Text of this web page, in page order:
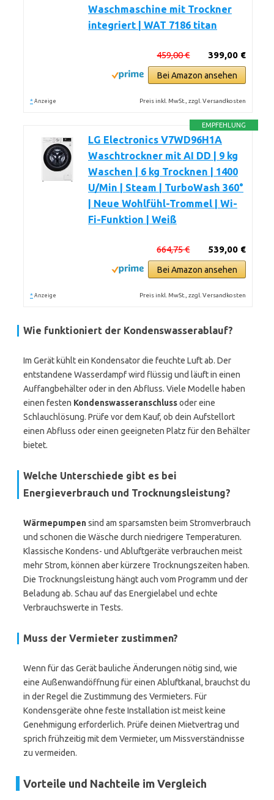
Waschmaschine mit Trockner
integriert | WAT 7186 titan
399,00 €
459,00 €
Bei Amazon ansehen
* Anzeige Preis inkl. MwSt., zzgl. Versandkosten
EMPFEHLUNG
LG Electronics V7WD96H1A
Waschtrockner mit AI DD | 9 kg
Waschen | 6 kg Trocknen | 1400
U/Min | Steam | TurboWash 360°
| Neue Wohlfühl-Trommel | Wi-
Fi-Funktion | Weiß
539,00 €
664,75 €
Bei Amazon ansehen
* Anzeige Preis inkl. MwSt., zzgl. Versandkosten
Wie funktioniert der Kondenswasserablauf?
Im Gerät kühlt ein Kondensator die feuchte Luft ab. Der
entstandene Wasserdampf wird flüssig und läuft in einen
Auffangbehälter oder in den Abfluss. Viele Modelle haben
einen festen Kondenswasseranschlussoder eine
Schlauchlösung. Prüfe vor dem Kauf, ob dein Aufstellort
einen Abfluss oder einen geeigneten Platz für den Behälter
bietet.
Welche Unterschiede gibt es bei
Energieverbrauch und Trocknungsleistung?
Wärmepumpensind am sparsamsten beim Stromverbrauch
und schonen die Wäsche durch niedrigere Temperaturen.
Klassische Kondens- und Abluftgeräte verbrauchen meist
mehr Strom, können aber kürzere Trocknungszeiten haben.
Die Trocknungsleistung hängt auch vom Programm und der
Beladung ab. Schau auf das Energielabel und echte
Verbrauchswerte in Tests.
Muss der Vermieter zustimmen?
Wenn für das Gerät bauliche Änderungen nötig sind, wie
eine Außenwandöffnung für einen Abluftkanal, brauchst du
in der Regel die Zustimmung des Vermieters. Für
Kondensgeräte ohne feste Installation ist meist keine
Genehmigung erforderlich. Prüfe deinen Mietvertrag und
sprich frühzeitig mit dem Vermieter, um Missverständnisse
zu vermeiden.
Vorteile und Nachteile im Vergleich